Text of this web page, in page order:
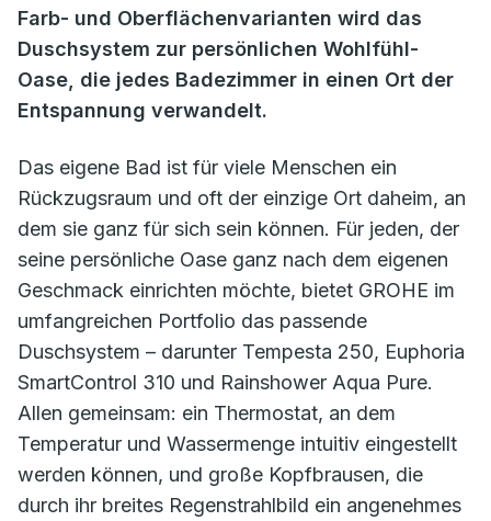
Farb- und Oberflächenvarianten wird das
Duschsystem zur persönlichen Wohlfühl-
Oase, die jedes Badezimmer in einen Ort der
Entspannung verwandelt.
Das eigene Bad ist für viele Menschen ein
Rückzugsraum und oft der einzige Ort daheim, an
dem sie ganz für sich sein können. Für jeden, der
seine persönliche Oase ganz nach dem eigenen
Geschmack einrichten möchte, bietet GROHE im
umfangreichen Portfolio das passende
Duschsystem – darunter Tempesta 250, Euphoria
SmartControl 310 und Rainshower Aqua Pure.
Allen gemeinsam: ein Thermostat, an dem
Temperatur und Wassermenge intuitiv eingestellt
werden können, und große Kopfbrausen, die
durch ihr breites Regenstrahlbild ein angenehmes